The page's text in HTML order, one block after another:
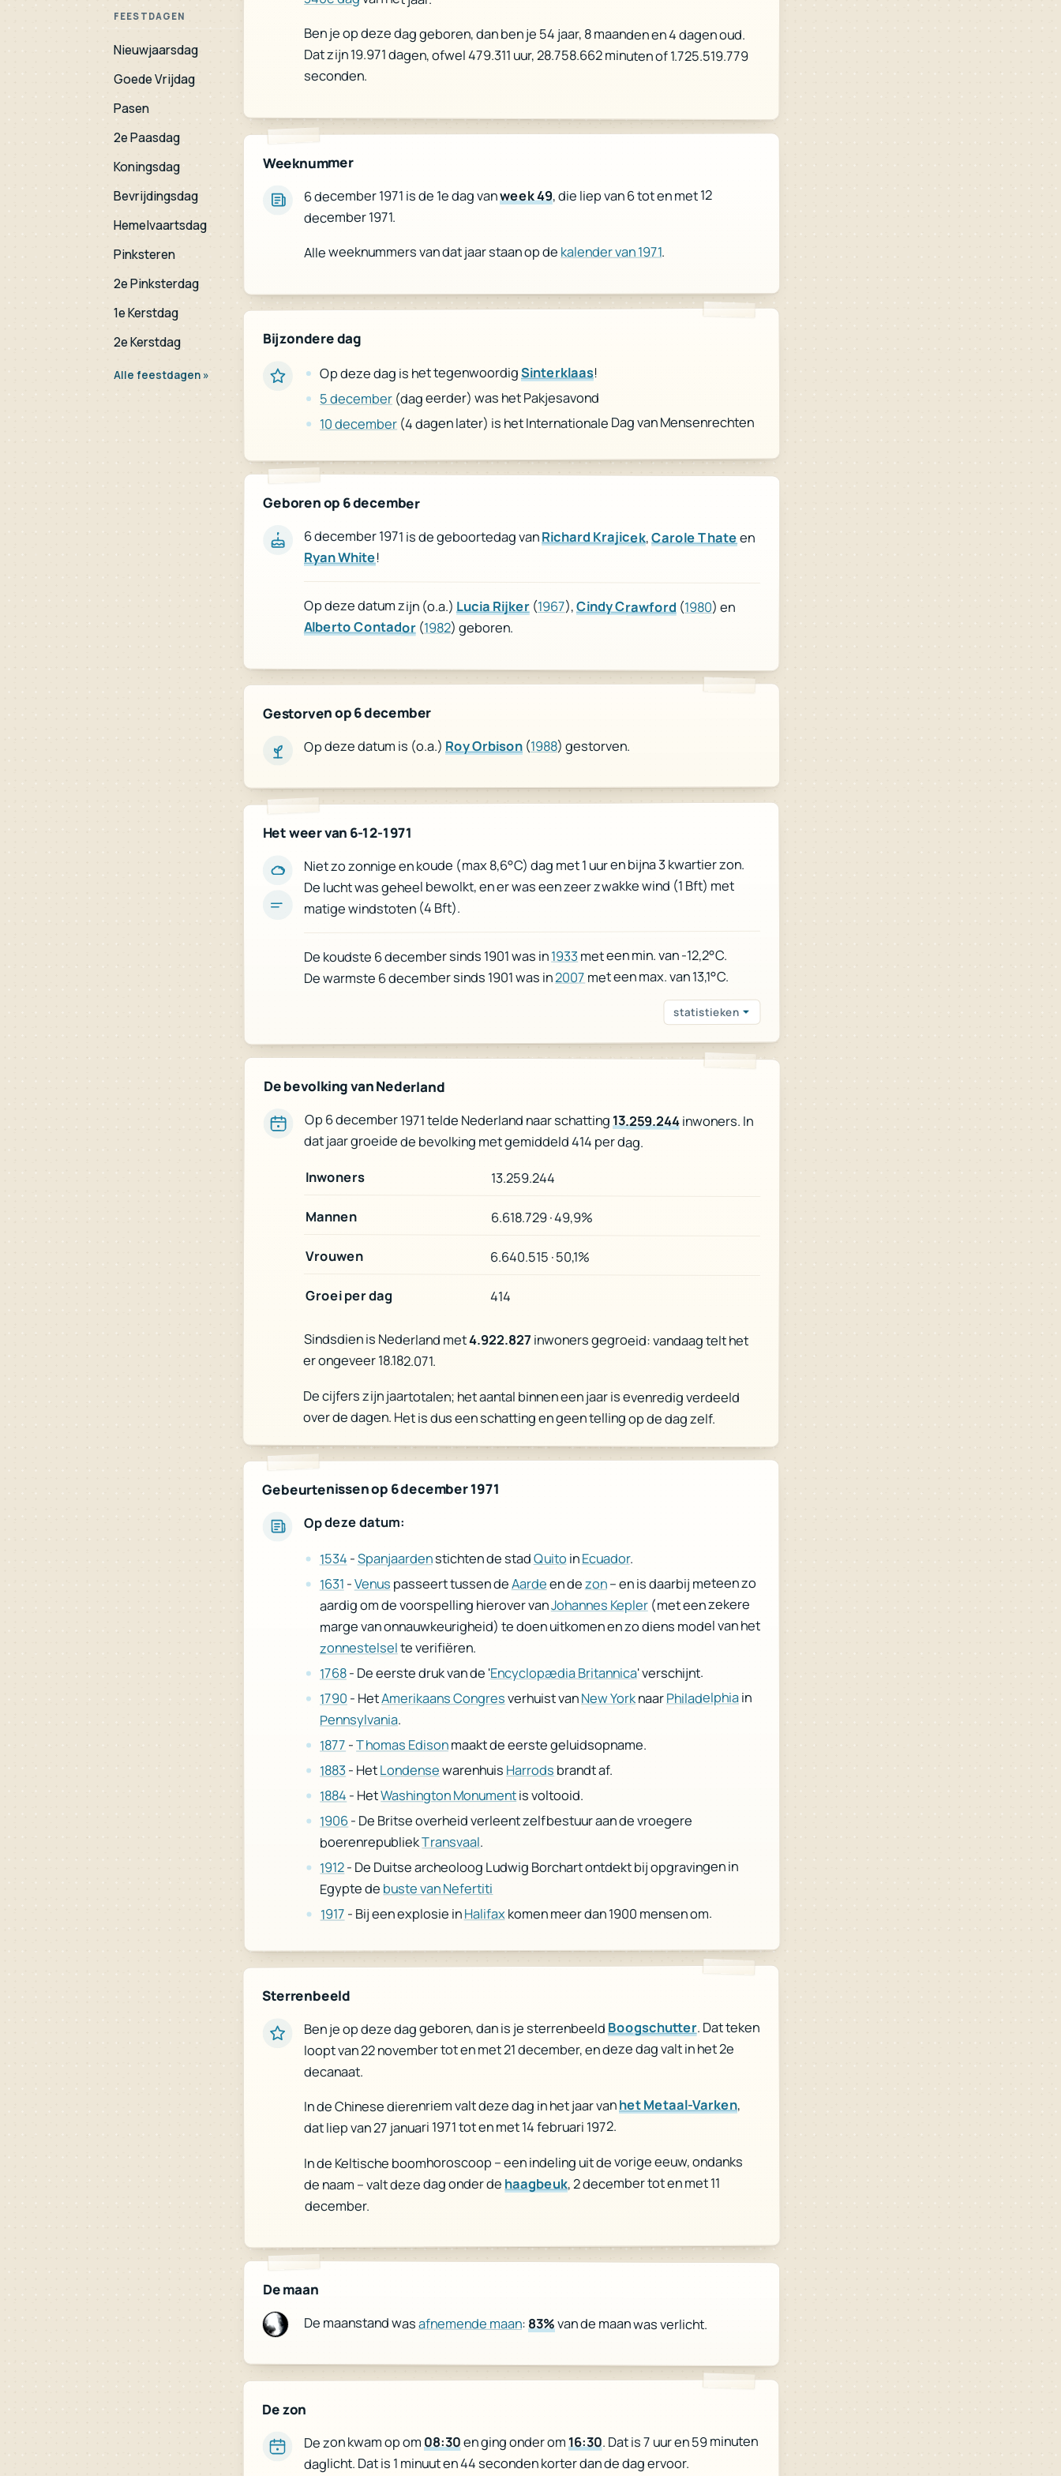
FEESTDAGEN
Nieuwjaarsdag
Goede Vrijdag
Pasen
2e Paasdag
Koningsdag
Bevrijdingsdag
Hemelvaartsdag
Pinksteren
2e Pinksterdag
1e Kerstdag
2e Kerstdag
Alle feestdagen »
Ben je op deze dag geboren, dan ben je 54 jaar, 8 maanden en 4 dagen oud.
Dat zijn 19.971 dagen, ofwel 479.311 uur, 28.758.662 minuten of 1.725.519.779
seconden.
Weeknummer
6 december 1971 is de 1e dag vanweek 49, die liep van 6 tot en met 12
december 1971.
Alle weeknummers van dat jaar staan op de kalender van 1971.
Bijzondere dag
Op deze dag is het tegenwoordigSinterklaas!
5 december (dag eerder) was het Pakjesavond
10 december (4 dagen later) is het Internationale Dag van Mensenrechten
Geboren op 6 december
6 december 1971 is de geboortedag vanRichard Krajicek,Carole Thateen
Ryan White!
Op deze datum zijn (o.a.) Lucia Rijker(1967),Cindy Crawford(1980) en
Alberto Contador(1982) geboren.
Gestorven op 6 december
Op deze datum is (o.a.)Roy Orbison (1988) gestorven.
Het weer van 6-12-1971
Niet zo zonnige en koude (max 8,6°C) dag met 1 uur en bijna 3 kwartier zon.
De lucht was geheel bewolkt, en er was een zeer zwakke wind (1 Bft) met
matige windstoten (4 Bft).
De koudste 6 december sinds 1901 was in1933 met een min. van -12,2°C.
De warmste 6 december sinds 1901 was in2007 met een max. van 13,1°C.
statistieken
De bevolking van Nederland
Op 6 december 1971 telde Nederland naar schatting 13.259.244inwoners. In
dat jaar groeide de bevolking met gemiddeld 414 per dag.
Inwoners 13.259.244
Mannen 6.618.729 · 49,9%
Vrouwen 6.640.515 · 50,1%
Groei per dag 414
Sindsdien is Nederland met4.922.827 inwoners gegroeid: vandaag telt het
er ongeveer 18.182.071.
De cijfers zijn jaartotalen; het aantal binnen een jaar is evenredig verdeeld
over de dagen. Het is dus een schatting en geen telling op de dag zelf.
Gebeurtenissen op 6 december 1971
Op deze datum:
1534 -Spanjaardenstichten de stadQuito inEcuador.
1631 -Venus passeert tussen deAardeen dezon– en is daarbij meteen zo
aardig om de voorspelling hierover vanJohannes Kepler(met een zekere
marge van onnauwkeurigheid) te doen uitkomen en zo diens model van het
zonnestelselte verifiëren.
1768- De eerste druk van de 'Encyclopædia Britannica' verschijnt.
1790 - HetAmerikaans Congresverhuist vanNew YorknaarPhiladelphiain
Pennsylvania.
1877 -Thomas Edisonmaakt de eerste geluidsopname.
1883- HetLondensewarenhuis Harrods brandt af.
1884 - HetWashington Monumentis voltooid.
1906- De Britse overheid verleent zelfbestuur aan de vroegere
boerenrepubliekTransvaal.
1912- De Duitse archeoloog Ludwig Borchart ontdekt bij opgravingen in
Egypte de buste van Nefertiti
1917 - Bij een explosie inHalifaxkomen meer dan 1900 mensen om.
Sterrenbeeld
Ben je op deze dag geboren, dan is je sterrenbeeld Boogschutter. Dat teken
loopt van 22 november tot en met 21 december, en deze dag valt in het 2e
decanaat.
In de Chinese dierenriem valt deze dag in het jaar vanhet Metaal-Varken,
dat liep van 27 januari 1971 tot en met 14 februari 1972.
In de Keltische boomhoroscoop – een indeling uit de vorige eeuw, ondanks
de naam – valt deze dag onder de haagbeuk, 2 december tot en met 11
december.
De maan
De maanstand wasafnemende maan: 83%van de maan was verlicht.
De zon
De zon kwam op om 08:30en ging onder om16:30. Dat is 7 uur en 59 minuten
daglicht. Dat is 1 minuut en 44 seconden korter dan de dag ervoor.